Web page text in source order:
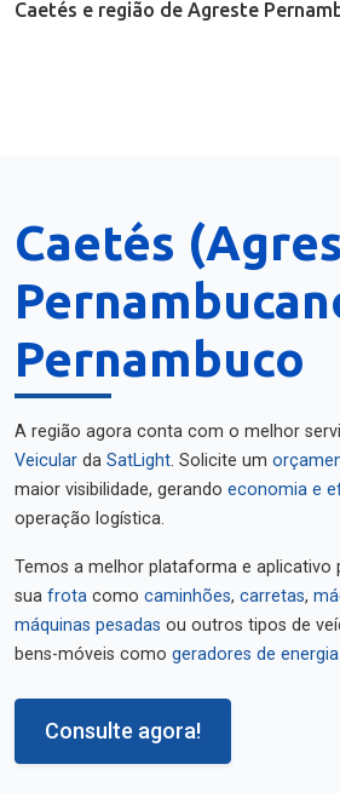
Caetés e região de Agreste
Caetés
Pernambuco
A região agora conta com o melhor
Veicular da SatLight. Solicite um
maior visibilidade, gerando economia e
operação logística.
Temos a melhor plataforma e aplicativo
sua frota como caminhões, carretas,
máquinas pesadas ou outros tipos de
bens-móveis como geradores de energia
Consulte agora!